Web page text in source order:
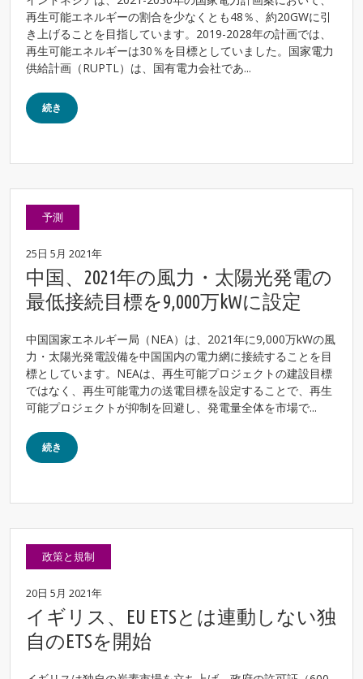
再生可能エネルギーの割合を少なくとも48％、約20GWに引
き上げることを目指しています。2019-2028年の計画では、
再生可能エネルギーは30％を目標としていました。国家電力
供給計画（RUPTL）は、国有電力会社であ...
続き
予測
25日 5月 2021年
中国、2021年の風力・太陽光発電の
最低接続目標を9,000万kWに設定
中国国家エネルギー局（NEA）は、2021年に9,000万kWの風
力・太陽光発電設備を中国国内の電力網に接続することを目
標としています。NEAは、再生可能プロジェクトの建設目標
ではなく、再生可能電力の送電目標を設定することで、再生
可能プロジェクトが抑制を回避し、発電量全体を市場で...
続き
政策と規制
20日 5月 2021年
イギリス、EU ETSとは連動しない独
自のETSを開始